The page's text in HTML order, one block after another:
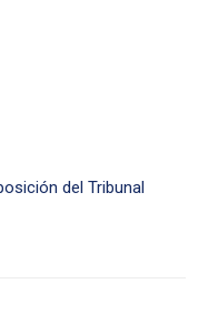
del Tribunal